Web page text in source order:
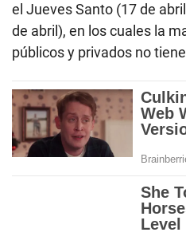
el Jueves Santo (17 de
de abril), en los cuales la
públicos y privados no